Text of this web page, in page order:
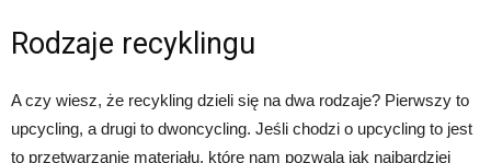
Rodzaje recyklingu
A czy wiesz, że recykling dzieli się na dwa rodzaje? Pierwszy to
upcycling, a drugi to dwoncycling. Jeśli chodzi o upcycling to jest
to przetwarzanie materiału, które nam pozwala jak najbardziej